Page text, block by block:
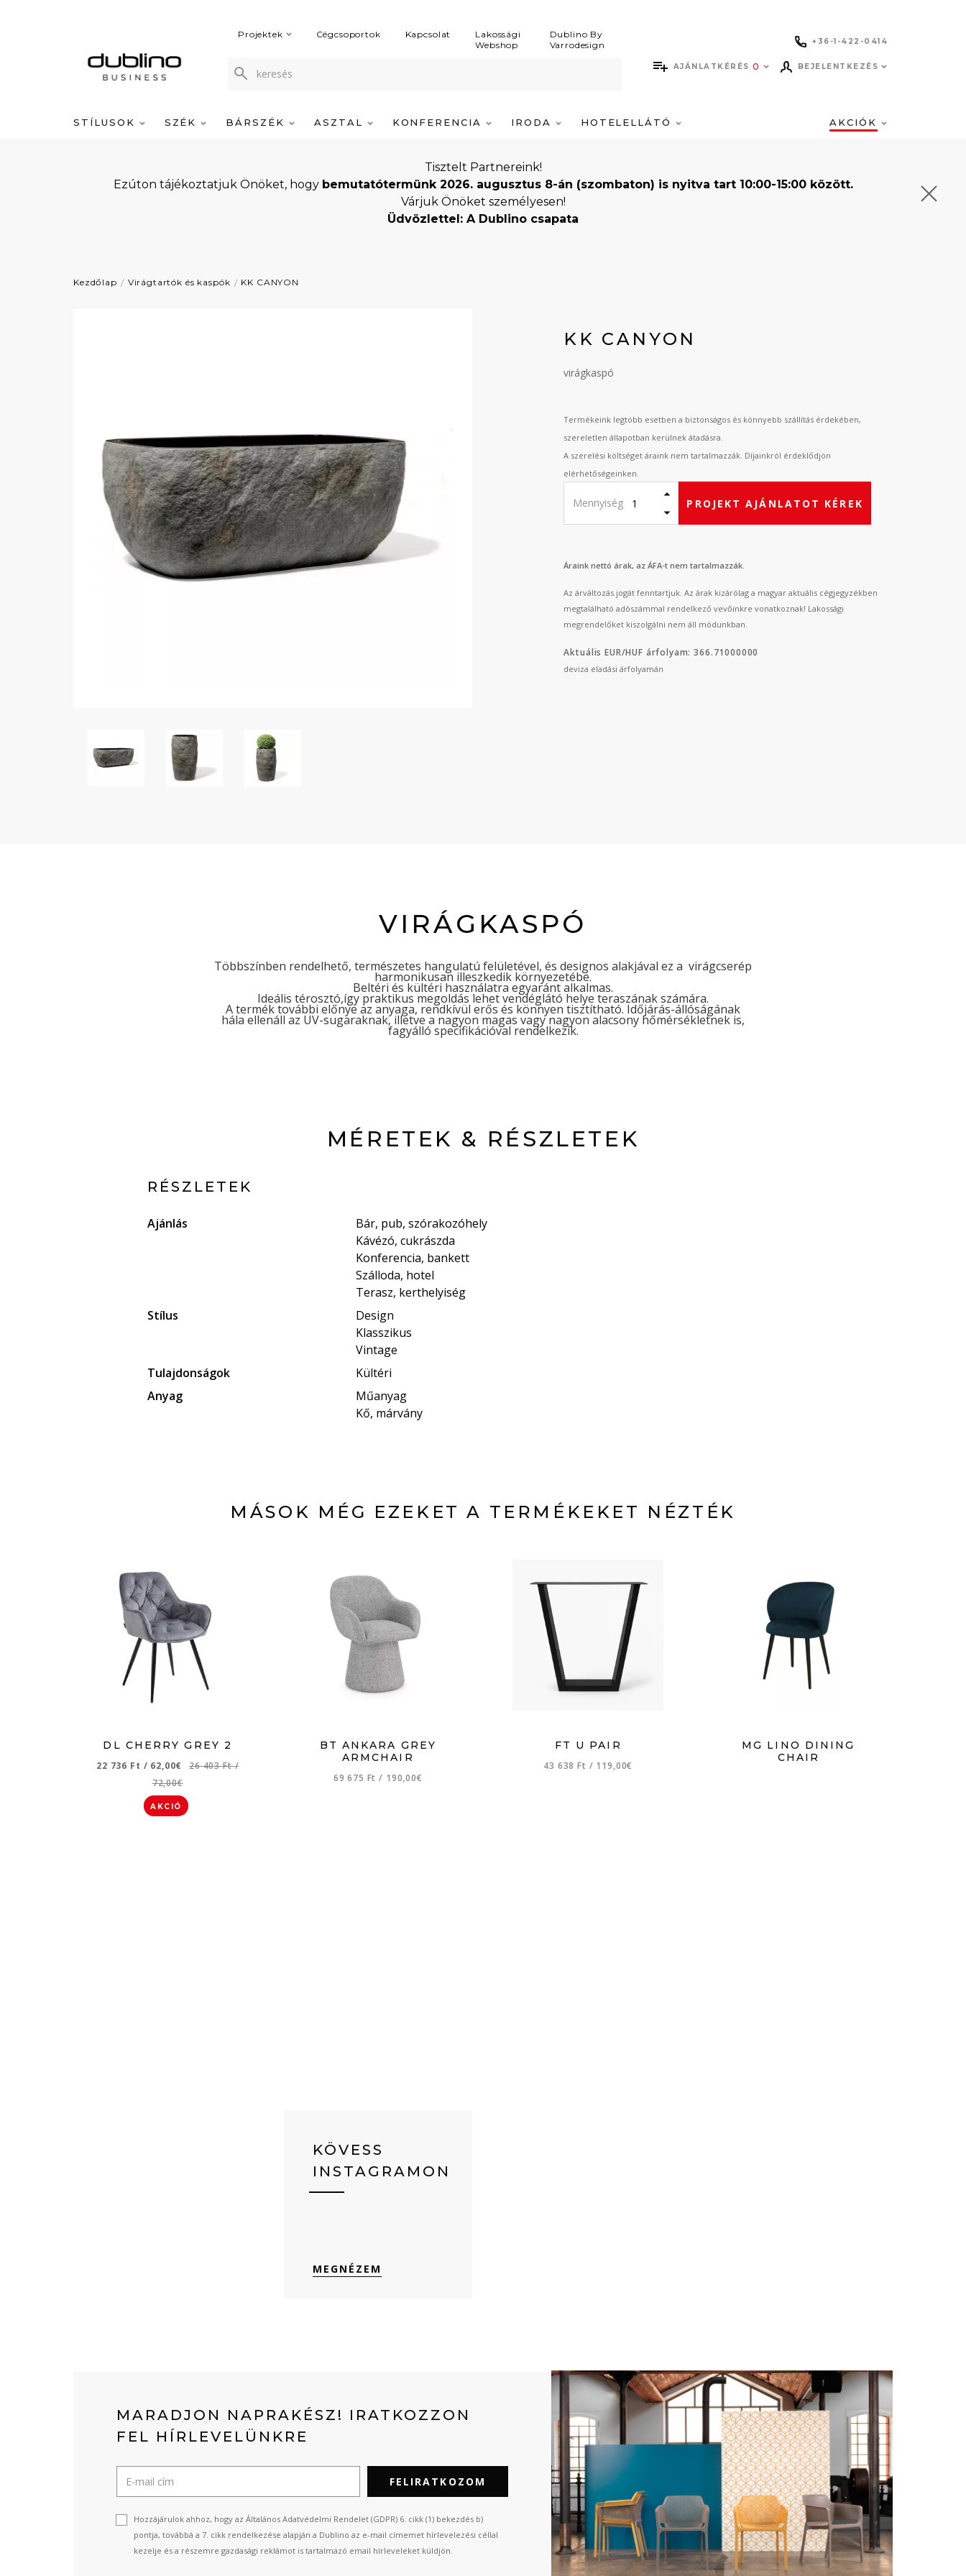
Projektek Cégcsoportok Kapcsolat
Lakossági
Webshop
Dublino By
Varrodesign
+36-1-422-0414
AJÁNLATKÉRÉS 0 BEJELENTKEZÉS
STÍLUSOK SZÉK BÁRSZÉK ASZTAL KONFERENCIA IRODA HOTELELLÁTÓ AKCIÓK
Tisztelt Partnereink!
Ezúton tájékoztatjuk Önöket, hogy bemutatótermünk 2026. augusztus 8-án (szombaton) is nyitva tart 10:00-15:00 között.
Várjuk Önöket személyesen!
Üdvözlettel: A Dublino csapata
Kezdőlap Virágtartók és kaspók KK CANYON
KK CANYON
virágkaspó
Termékeink legtöbb esetben a biztonságos és könnyebb szállítás érdekében,
szereletlen állapotban kerülnek átadásra.
A szerelési költséget áraink nem tartalmazzák. Díjainkról érdeklődjön
elérhetőségeinken.
Mennyiség PROJEKT AJÁNLATOT KÉREK
Áraink nettó árak, az ÁFA-t nem tartalmazzák.
Az árváltozás jogát fenntartjuk. Az árak kizárólag a magyar aktuális cégjegyzékben
megtalálható adószámmal rendelkező vevőinkre vonatkoznak! Lakossági
megrendelőket kiszolgálni nem áll módunkban.
Aktuális EUR/HUF árfolyam: 366.71000000
deviza eladási árfolyamán
VIRÁGKASPÓ
Többszínben rendelhető, természetes hangulatú felületével, és designos alakjával ez a virágcserép
harmonikusan illeszkedik környezetébe.
Beltéri és kültéri használatra egyaránt alkalmas.
Ideális térosztó,így praktikus megoldás lehet vendéglátó helye teraszának számára.
A termék további előnye az anyaga, rendkívül erős és könnyen tisztítható. Időjárás-állóságának
hála ellenáll az UV-sugaraknak, illetve a nagyon magas vagy nagyon alacsony hőmérsékletnek is,
fagyálló specifikációval rendelkezik.
MÉRETEK & RÉSZLETEK
RÉSZLETEK
Ajánlás
Bár, pub, szórakozóhely
Kávézó, cukrászda
Konferencia, bankett
Szálloda, hotel
Terasz, kerthelyiség
Stílus
Design
Klasszikus
Vintage
Tulajdonságok
Kültéri
Anyag
Műanyag
Kő, márvány
MÁSOK MÉG EZEKET A TERMÉKEKET NÉZTÉK
DL CHERRY GREY 2
22 736 Ft / 62,00€ 26 403 Ft/
72,00€
AKCIÓ
BT ANKARA GREY
ARMCHAIR
69 675 Ft/ 190,00€
FT U PAIR
43 638 Ft / 119,00€
MG LINO DINING
CHAIR
KÖVESS
INSTAGRAMON
MEGNÉZEM
MARADJON NAPRAKÉSZ! IRATKOZZON
FEL HÍRLEVELÜNKRE
FELIRATKOZOM
Hozzájárulok ahhoz, hogy az Általános Adatvédelmi Rendelet (GDPR) 6. cikk (1) bekezdés b)
pontja, továbbá a 7. cikk rendelkezése alapján a Dublino az e-mail címemet hírlevelezési céllal
kezelje és a részemre gazdasági reklámot is tartalmazó email hírleveleket küldjön.